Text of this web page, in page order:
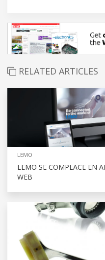
RELATED ARTICLES
LEMO
LEMO SE COMPLACE EN
WEB